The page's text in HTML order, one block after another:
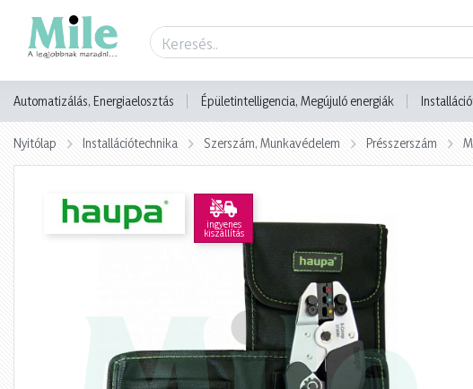
Automatizálás, Energiaelosztás Épületintelligencia, Megújuló energiák
Nyitólap Installációtechnika Szerszám, Munkavédelem Présszerszám
ingyenes
kiszállítás
Termék adatlap